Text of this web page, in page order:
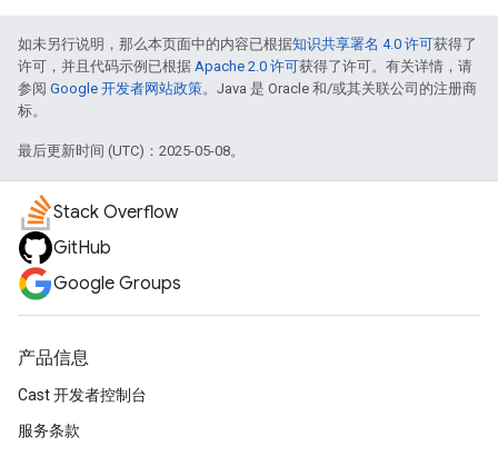
如未另行说明，那么本页面中的内容已根据知识共享署名 4.0 许可获得了
许可，并且代码示例已根据 Apache 2.0 许可获得了许可。有关详情，请
参阅 Google 开发者网站政策。Java 是 Oracle 和/或其关联公司的注册商
标。
最后更新时间 (UTC)：2025-05-08。
Stack Overflow
GitHub
Google Groups
产品信息
Cast 开发者控制台
服务条款